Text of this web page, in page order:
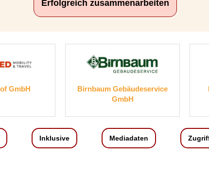
Erfolgreich zusammenarbeiten
Birnbaum Gebäudeservice
Daiwa Germany
Inklusive Mediadaten